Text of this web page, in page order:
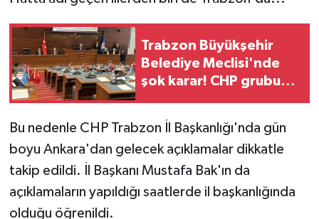
Trabzon Büyükşehir
Belediye Meclisi'nde
şok karar! CHP grubu
Bu nedenle CHP Trabzon İl Başkanlığı'nda gün
boyu Ankara'dan gelecek açıklamalar dikkatle
takip edildi. İl Başkanı Mustafa Bak'ın da
açıklamaların yapıldığı saatlerde il başkanlığında
olduğu öğrenildi.